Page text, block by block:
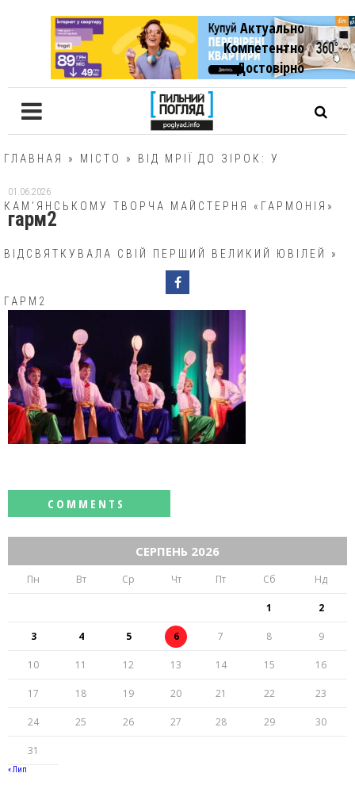
Актуально
Компетентно
Достовiрно
ГЛАВНАЯ » МІСТО » ВІД МРІЇ ДО ЗІРОК: У
КАМ’ЯНСЬКОМУ ТВОРЧА МАЙСТЕРНЯ «ГАРМОНІЯ»
ВІДСВЯТКУВАЛА СВІЙ ПЕРШИЙ ВЕЛИКИЙ ЮВІЛЕЙ »
ГАРМ2
01.06.2026
гарм2
СЕРПЕНЬ 2026
Пн Вт Ср Чт Пт Сб Нд
1 2
3 4 5 6 7 8 9
10 11 12 13 14 15 16
17 18 19 20 21 22 23
24 25 26 27 28 29 30
31
« Лип